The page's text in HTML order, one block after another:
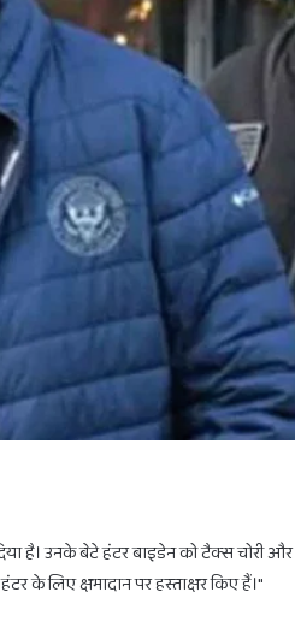
है। उनके बेटे हंटर बाइडेन को टैक्स
के लिए क्षमादान पर हस्ताक्षर किए हैं।"
होलिका